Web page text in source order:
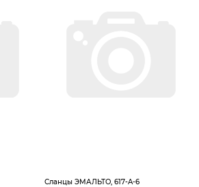
Сланцы ЭМАЛЬТО, 617-A-6